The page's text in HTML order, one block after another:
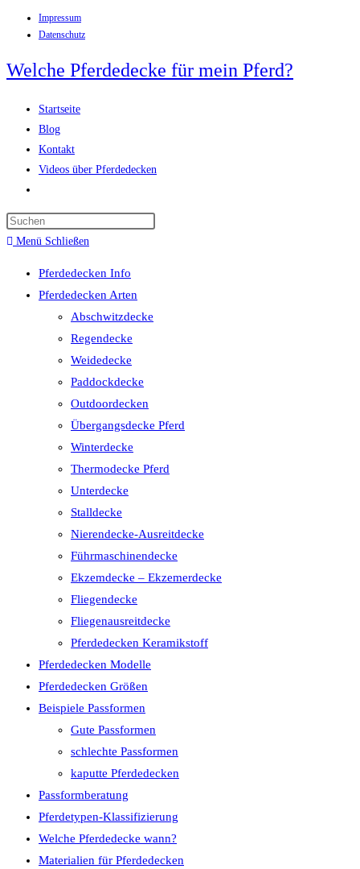
Inhalt
Impressum
Datenschutz
Welche Pferdedecke für mein Pferd?
Startseite
Blog
Kontakt
Videos über Pferdedecken
umschalten
Menü Schließen
Pferdedecken Info
Pferdedecken Arten
Abschwitzdecke
Regendecke
Weidedecke
Paddockdecke
Outdoordecken
Übergangsdecke Pferd
Winterdecke
Thermodecke Pferd
Unterdecke
Stalldecke
Nierendecke-Ausreitdecke
Führmaschinendecke
Ekzemdecke – Ekzemerdecke
Fliegendecke
Fliegenausreitdecke
Pferdedecken Keramikstoff
Pferdedecken Modelle
Pferdedecken Größen
Beispiele Passformen
Gute Passformen
schlechte Passformen
kaputte Pferdedecken
Passformberatung
Pferdetypen-Klassifizierung
Welche Pferdedecke wann?
Materialien für Pferdedecken